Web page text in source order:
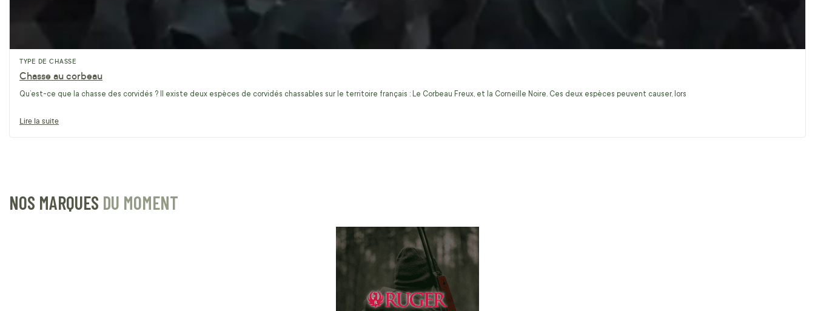
TYPE DE CHASSE
Chasse au corbeau
Qu’est-ce que la chasse des corvidés ? Il existe deux espèces de corvidés chassables sur le territoire français : Le Corbeau Freux, et la Corneille Noire. Ces deux espèces peuvent causer, lors
Lire la suite
NOS MARQUES DU MOMENT